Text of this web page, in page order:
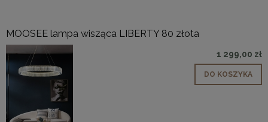
MOOSEE lampa wisząca LIBERTY 80 złota
1 299,00 zł
DO KOSZYKA